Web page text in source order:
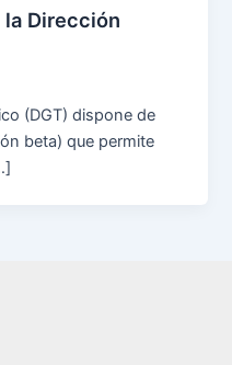
la Dirección
(DGT) dispone de
beta) que permite